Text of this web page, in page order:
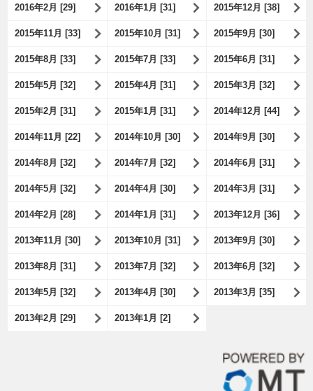
2016年2月 [29] 2016年1月 [31] 2015年12月 [38]
2015年11月 [33] 2015年10月 [31] 2015年9月 [30]
2015年8月 [33] 2015年7月 [33] 2015年6月 [31]
2015年5月 [32] 2015年4月 [31] 2015年3月 [32]
2015年2月 [31] 2015年1月 [31] 2014年12月 [44]
2014年11月 [22] 2014年10月 [30] 2014年9月 [30]
2014年8月 [32] 2014年7月 [32] 2014年6月 [31]
2014年5月 [32] 2014年4月 [30] 2014年3月 [31]
2014年2月 [28] 2014年1月 [31] 2013年12月 [36]
2013年11月 [30] 2013年10月 [31] 2013年9月 [30]
2013年8月 [31] 2013年7月 [32] 2013年6月 [32]
2013年5月 [32] 2013年4月 [30] 2013年3月 [35]
2013年2月 [29] 2013年1月 [2]